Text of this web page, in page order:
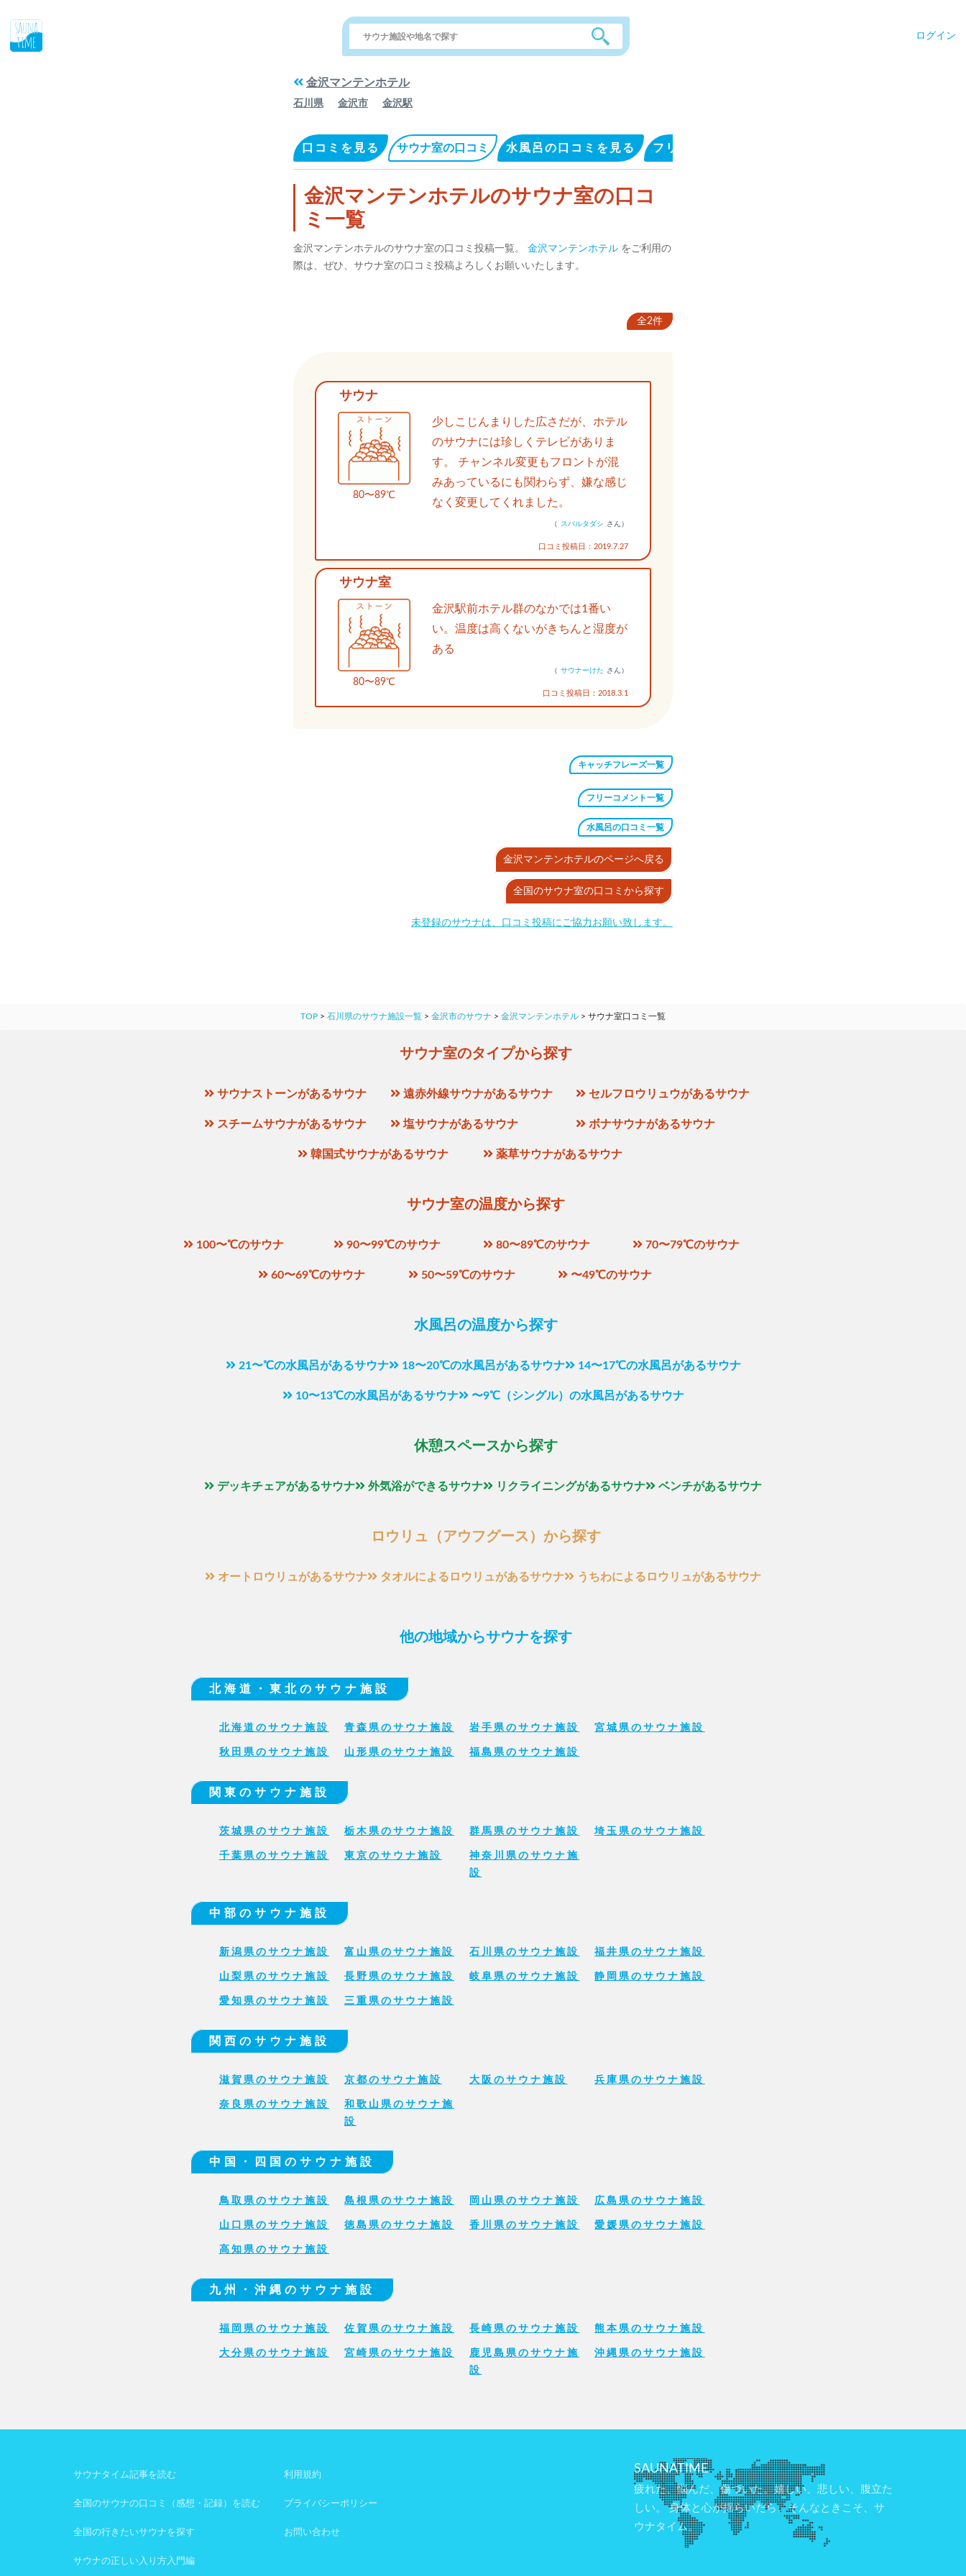
ログイン
金沢マンテンホテル
石川県 金沢市 金沢駅
口コミを見る サウナ室の口コミ 水風呂の口コミを見る フリーコメントを見る
金沢マンテンホテルのサウナ室の口コ
ミ一覧
金沢マンテンホテルのサウナ室の口コミ投稿一覧。 金沢マンテンホテル をご利用の
際は、ぜひ、サウナ室の口コミ投稿よろしくお願いいたします。
全2件
サウナ
80〜89℃
少しこじんまりした広さだが、ホテル
のサウナには珍しくテレビがありま
す。 チャンネル変更もフロントが混
みあっているにも関わらず、嫌な感じ
なく変更してくれました。
（ スパルタダシ さん）
口コミ投稿日：2019.7.27
サウナ室
80〜89℃
金沢駅前ホテル群のなかでは1番い
い。温度は高くないがきちんと湿度が
ある
（ サウナーけた さん）
口コミ投稿日：2018.3.1
キャッチフレーズ一覧
フリーコメント一覧
水風呂の口コミ一覧
金沢マンテンホテルのページへ戻る
全国のサウナ室の口コミから探す
未登録のサウナは、口コミ投稿にご協力お願い致します。
TOP > 石川県のサウナ施設一覧 > 金沢市のサウナ > 金沢マンテンホテル > サウナ室口コミ一覧
サウナ室のタイプから探す
サウナストーンがあるサウナ 遠赤外線サウナがあるサウナ セルフロウリュウがあるサウナ
スチームサウナがあるサウナ 塩サウナがあるサウナ ボナサウナがあるサウナ
韓国式サウナがあるサウナ 薬草サウナがあるサウナ
サウナ室の温度から探す
100〜℃のサウナ 90〜99℃のサウナ 80〜89℃のサウナ 70〜79℃のサウナ
60〜69℃のサウナ 50〜59℃のサウナ 〜49℃のサウナ
水風呂の温度から探す
21〜℃の水風呂があるサウナ 18〜20℃の水風呂があるサウナ 14〜17℃の水風呂があるサウナ
10〜13℃の水風呂があるサウナ 〜9℃（シングル）の水風呂があるサウナ
休憩スペースから探す
デッキチェアがあるサウナ 外気浴ができるサウナ リクライニングがあるサウナ ベンチがあるサウナ
ロウリュ（アウフグース）から探す
オートロウリュがあるサウナ タオルによるロウリュがあるサウナ うちわによるロウリュがあるサウナ
他の地域からサウナを探す
北海道・東北のサウナ施設
北海道のサウナ施設 青森県のサウナ施設 岩手県のサウナ施設 宮城県のサウナ施設
秋田県のサウナ施設 山形県のサウナ施設 福島県のサウナ施設
関東のサウナ施設
茨城県のサウナ施設 栃木県のサウナ施設 群馬県のサウナ施設 埼玉県のサウナ施設
千葉県のサウナ施設 東京のサウナ施設
神奈川県のサウナ施
設
中部のサウナ施設
新潟県のサウナ施設 富山県のサウナ施設 石川県のサウナ施設 福井県のサウナ施設
山梨県のサウナ施設 長野県のサウナ施設 岐阜県のサウナ施設 静岡県のサウナ施設
愛知県のサウナ施設 三重県のサウナ施設
関西のサウナ施設
滋賀県のサウナ施設 京都のサウナ施設 大阪のサウナ施設 兵庫県のサウナ施設
奈良県のサウナ施設
和歌山県のサウナ施
設
中国・四国のサウナ施設
鳥取県のサウナ施設 島根県のサウナ施設 岡山県のサウナ施設 広島県のサウナ施設
山口県のサウナ施設 徳島県のサウナ施設 香川県のサウナ施設 愛媛県のサウナ施設
高知県のサウナ施設
九州・沖縄のサウナ施設
福岡県のサウナ施設 佐賀県のサウナ施設 長崎県のサウナ施設 熊本県のサウナ施設
大分県のサウナ施設 宮崎県のサウナ施設
鹿児島県のサウナ施
設
沖縄県のサウナ施設
サウナタイム記事を読む
全国のサウナの口コミ（感想・記録）を読む
全国の行きたいサウナを探す
サウナの正しい入り方入門編
利用規約
プライバシーポリシー
お問い合わせ
SAUNATIME
疲れた、悩んだ、傷ついた。嬉しい、悲しい、腹立た
しい。 身体と心が揺らいだら、そんなときこそ、サ
ウナタイム。